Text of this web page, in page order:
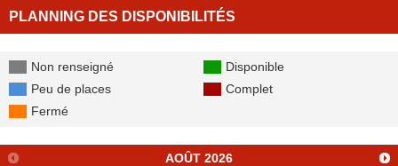
PLANNING DES DISPONIBILITÉS
Non renseigné
Disponible
Peu de places
Complet
Fermé
AOÛT 2026